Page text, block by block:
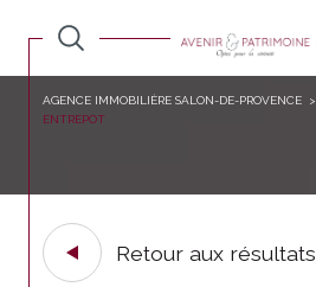
AGENCE IMMOBILIÈRE SALON-DE-PROVENCE
ENTREPOT
Retour aux résultats